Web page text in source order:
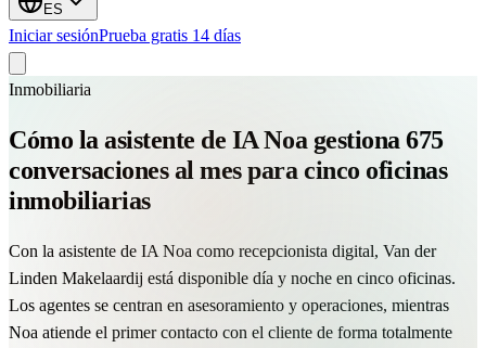
ES
Iniciar sesiónPrueba gratis 14 días
Inmobiliaria
Cómo la asistente de IA Noa gestiona 675
conversaciones al mes para cinco oficinas
inmobiliarias
Con la asistente de IA Noa como recepcionista digital, Van der
Linden Makelaardij está disponible día y noche en cinco oficinas.
Los agentes se centran en asesoramiento y operaciones, mientras
Noa atiende el primer contacto con el cliente de forma totalmente